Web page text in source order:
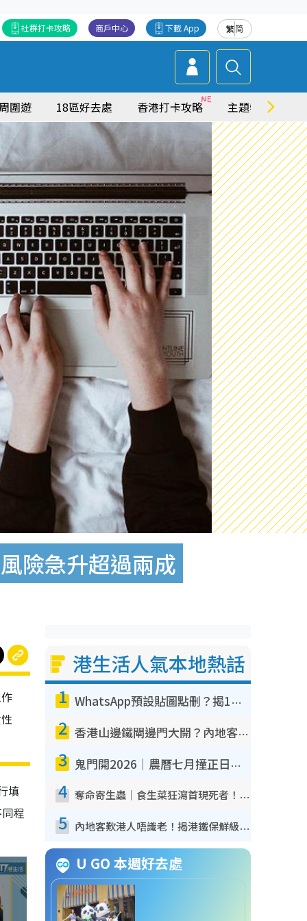
繁简
下載 App
商戶中心
社群打卡攻略
圍遊 18區好去處 香港打卡攻略 主題特集
險急升超過兩成
填
程
港生活人氣本地熱話
1 WhatsApp預設貼圖點刪？揭1招「反向操作」還原簡潔介面 附3步實測教學
2 香港山邊鐵閘邊門大開？內地客困惑意義何在！網民神回覆：呢種叫法理性防禦
3 鬼門開2026｜農曆七月撞正日全食特別邪？專家警告切忌做一事！揭4大禁忌+2招保平安
4 奪命寄生蟲｜食生菜狂瀉首現死者！疫潮惡化錄1.8萬宗病例 揭洗菜3大謬誤
5 內地客歎港人唔識老！揭港鐵保鮮級冷氣 港人求放過：咪投訴
U GO 本週好去處